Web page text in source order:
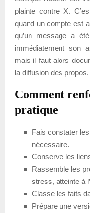
plainte contre X.
quand un compte est
qu’un message a
immédiatement son
mais il faut alors
la diffusion des propos.
Comment
pratique
Fais constater
nécessaire.
Conserve les
Rassemble les
stress, atteinte à
Classe les faits
Prépare une